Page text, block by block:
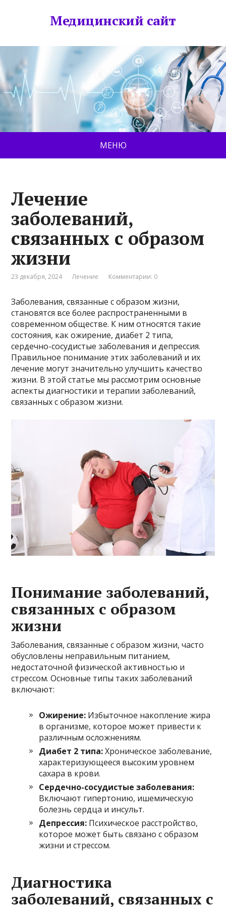
Медицинский сайт
МЕНЮ
Лечение
заболеваний,
связанных с образом
жизни
23 декабря, 2024 Лечение Комментарии: 0
Заболевания, связанные с образом жизни,
становятся все более распространенными в
современном обществе. К ним относятся такие
состояния, как ожирение, диабет 2 типа,
сердечно-сосудистые заболевания и депрессия.
Правильное понимание этих заболеваний и их
лечение могут значительно улучшить качество
жизни. В этой статье мы рассмотрим основные
аспекты диагностики и терапии заболеваний,
связанных с образом жизни.
Понимание заболеваний,
связанных с образом
жизни
Заболевания, связанные с образом жизни, часто
обусловлены неправильным питанием,
недостаточной физической активностью и
стрессом. Основные типы таких заболеваний
включают:
Ожирение: Избыточное накопление жира
в организме, которое может привести к
различным осложнениям.
Диабет 2 типа:Хроническое заболевание,
характеризующееся высоким уровнем
сахара в крови.
Сердечно-сосудистые заболевания:
Включают гипертонию, ишемическую
болезнь сердца и инсульт.
Депрессия: Психическое расстройство,
которое может быть связано с образом
жизни и стрессом.
Диагностика
заболеваний, связанных с